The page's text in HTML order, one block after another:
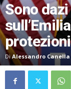
Sono
Di Alessandro Canella